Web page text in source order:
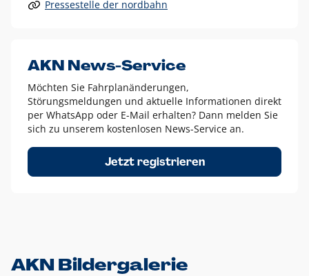
Alle anderen Logo-Varianten dürfen nur in Ausnahmefällen
Diese Ausnahmen sind zum Beispiel:
dem AKN Blau,
weißes Logo auf Fotohintergründen,
schwarzes Logo für reine Schwarz-Weiß-Umsetzungen
Um das Logo herum muss ein Schutzraum von jeweils einer
Höhe bzw. Breite des N aus AKN in alle Richtungen
Pressestelle der nordbahn
AKN News-Service
Möchten Sie Fahrplanänderungen,
Störungsmeldungen und aktuelle Informationen direkt
per WhatsApp oder E-Mail erhalten? Dann melden Sie
sich zu unserem kostenlosen News-Service an.
Jetzt registrieren
AKN Bildergalerie